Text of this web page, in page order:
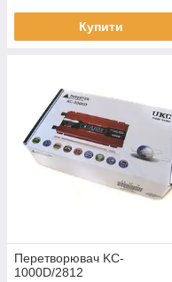
Купити
Перетворювач KC-
1000D/2812